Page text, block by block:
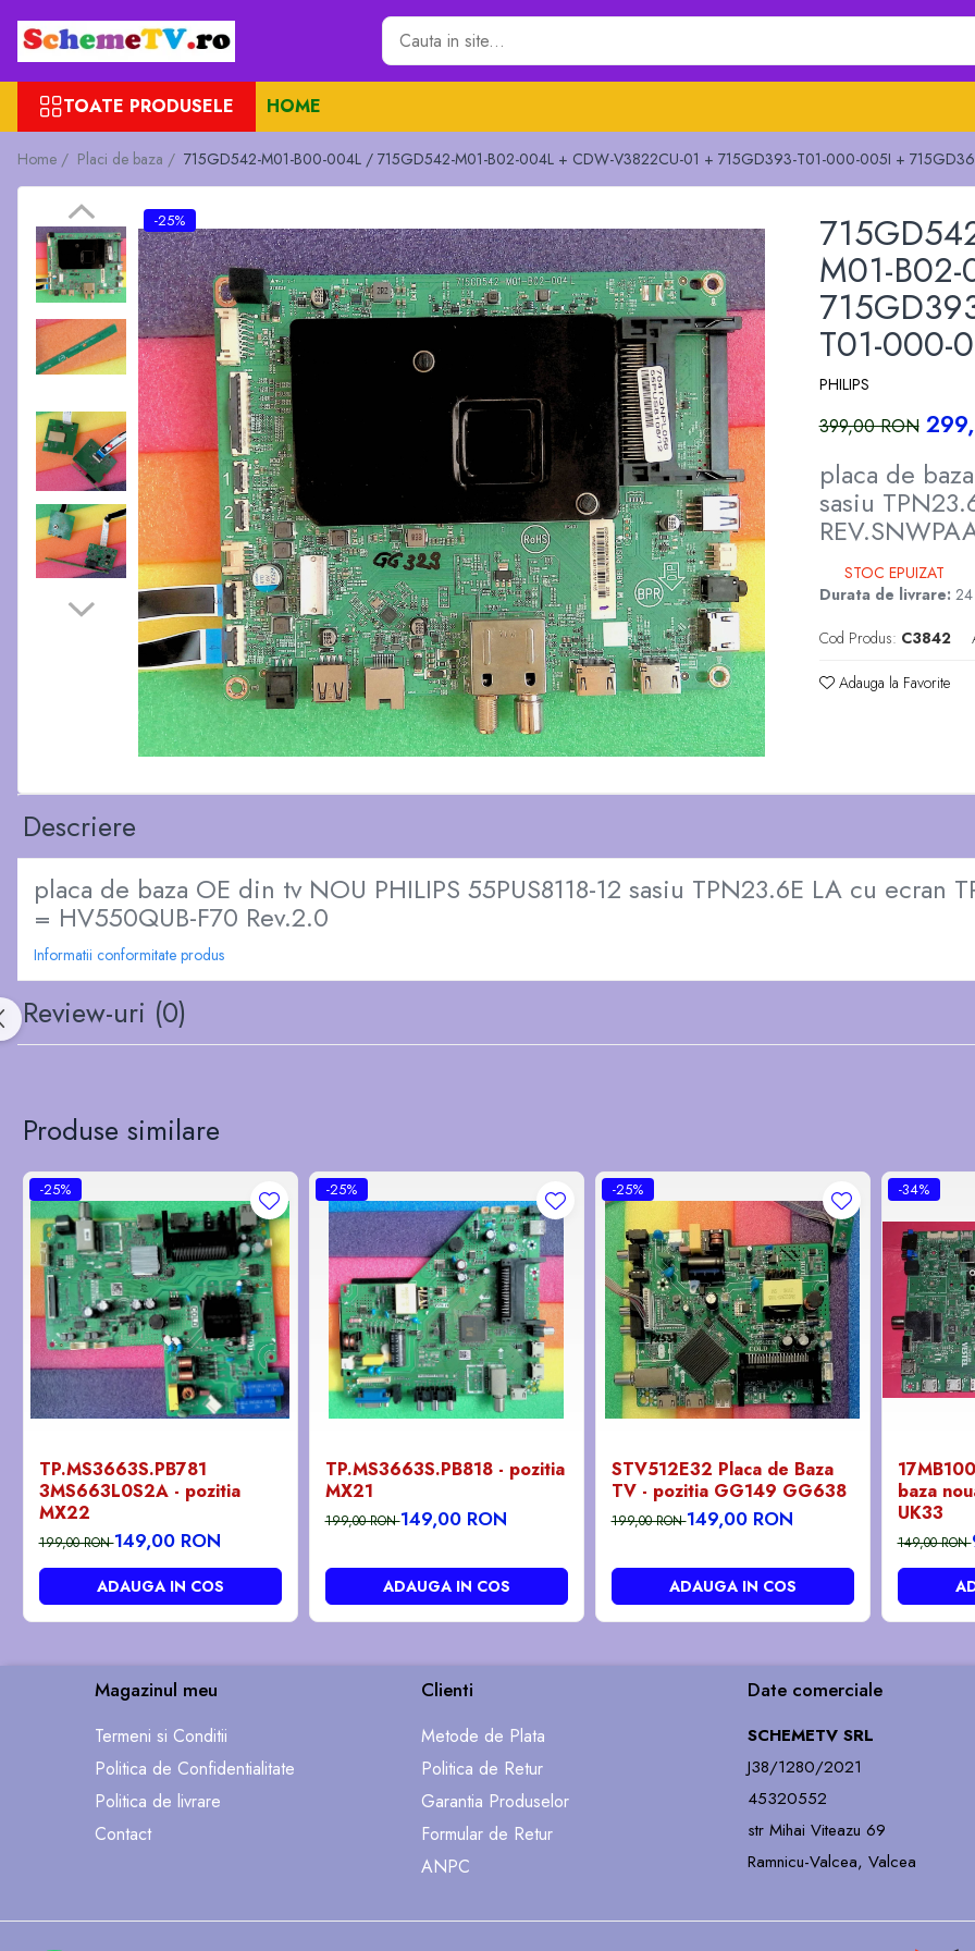
Toate Produsele
Placi de baza
Sursa alimentare
Seturi Benzi LED
Revista Service TV
Module TCON
Driver LED
Diverse
TOATE PRODUSELE HOME
Home / Placi de baza / 715GD542-M01-B00-004L / 715GD542-M01-B02-004L + CDW-V3822CU-01 + 715GD393-T01-000-005I +
M01-
T01-000-
PHILIPS
-25%
399,00 RON
placa de
sasiu
STOC EPUIZAT
Durata de livrare:
Cod Produs: C3842
Adauga la Favorite
Descriere
placa de baza OE din tv NOU PHILIPS 55PUS8118-12 sasiu TPN23.6E LA cu ecran
= HV550QUB-F70 Rev.2.0
Informatii conformitate produs
Review-uri (0)
Produse similare
-25%
TP.MS3663S.PB781
3MS663L0S2A - pozitia
MX22
199,00 RON149,00 RON
ADAUGA IN COS
-25%
TP.MS3663S.PB818 - pozitia
MX21
199,00 RON149,00 RON
ADAUGA IN COS
-25%
STV512E32 Placa de Baza
TV - pozitia GG149 GG638
199,00 RON149,00 RON
ADAUGA IN COS
-34%
baza
UK33
149,00 RON
Magazinul meu
Termeni si Conditii
Politica de Confidentialitate
Politica de livrare
Contact
Clienti
Metode de Plata
Politica de Retur
Garantia Produselor
Formular de Retur
ANPC
Date comerciale
SCHEMETV SRL
J38/1280/2021
45320552
str Mihai Viteazu 69
Ramnicu-Valcea, Valcea